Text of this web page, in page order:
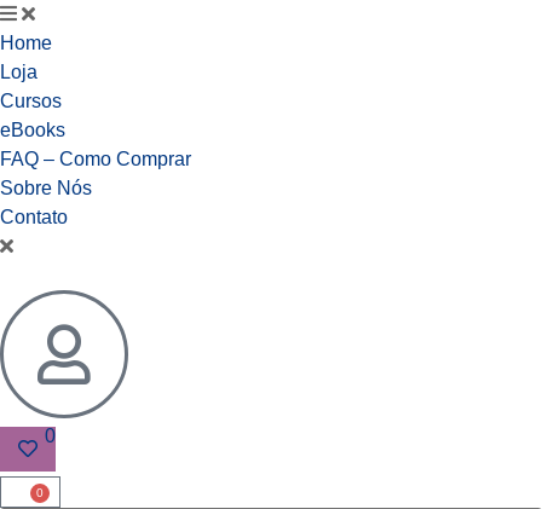
Home
Loja
Cursos
eBooks
FAQ – Como Comprar
Sobre Nós
Contato
0
0